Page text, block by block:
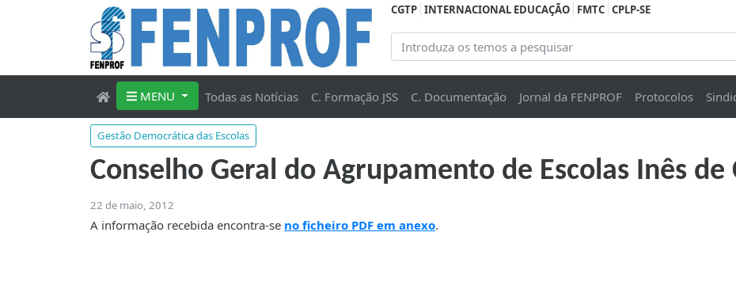
CGTP INTERNACIONAL EDUCAÇÃO FMTC CPLP-SE
MENU Todas as Notícias C. Formação JSS C. Documentação Jornal da FENPROF Protocolos
Gestão Democrática das Escolas
Conselho Geral do Agrupamento de Escolas Inês de
22 de maio, 2012
A informação recebida encontra-se no ficheiro PDF em anexo.